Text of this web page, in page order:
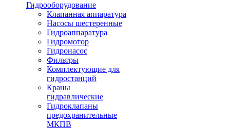
Гидрооборудование
Клапанная аппаратура
Насосы шестеренные
Гидроаппаратура
Гидромотор
Гидронасос
Фильтры
Комплектующие для
гидростанций
Краны
гидравлические
Гидроклапаны
предохранительные
МКПВ